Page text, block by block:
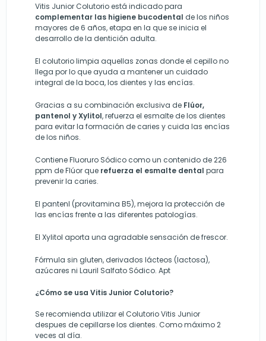
Vitis Junior Colutorio está indicado para
complementar las higiene bucodental de los niños
mayores de 6 años, etapa en la que se inicia el
desarrollo de la dentición adulta.
El colutorio limpia aquellas zonas donde el cepillo no
llega por lo que ayuda a mantener un cuidado
integral de la boca, los dientes y las encías.
Gracias a su combinación exclusiva de Flúor,
pantenol y Xylitol, refuerza el esmalte de los dientes
para evitar la formación de caries y cuida las encías
de los niños.
Contiene Fluoruro Sódico como un contenido de 226
ppm de Flúor que refuerza el esmalte dental para
prevenir la caries.
El pantenl (provitamina B5), mejora la protección de
las encías frente a las diferentes patologías.
El Xylitol aporta una agradable sensación de frescor.
Fórmula sin gluten, derivados lácteos (lactosa),
azúcares ni Lauril Salfato Sódico. Apt
¿Cómo se usa Vitis Junior Colutorio?
Se recomienda utilizar el Colutorio Vitis Junior
despues de cepillarse los dientes. Como máximo 2
veces al día.